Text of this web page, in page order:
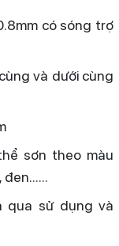
có sóng trợ
và dưới cùng
sơn theo màu
qua sử dụng và